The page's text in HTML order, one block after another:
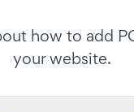
how to add
your website.